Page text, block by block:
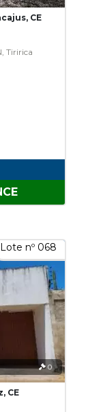
CE
Tiririca
Lote nº 068
0
CE